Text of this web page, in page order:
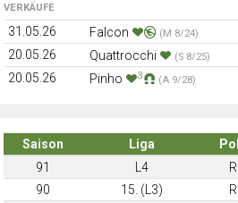
VERKÄUFE
31.05.26 Falcon (M 8/24)
20.05.26
Quattrocchi (S 8/25)
20.05.26
Pinho 3 (A 9/28)
Saison Liga
91
L4
90
15. (L3)